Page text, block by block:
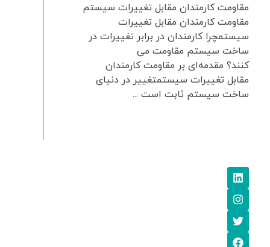
مقاومت کارمندان مقابل تغییرات سیستم
مقاومت کارمندان مقابل تغییرات
سیستمچرا کارمندان در برابر تغییرات در
ساخت سیستم مقاومت می
کنند؟ مقدمه‌ای بر مقاومت کارمندان
مقابل تغییرات سیستمتغییر در دنیای
ساخت سیستم ثابت است ...